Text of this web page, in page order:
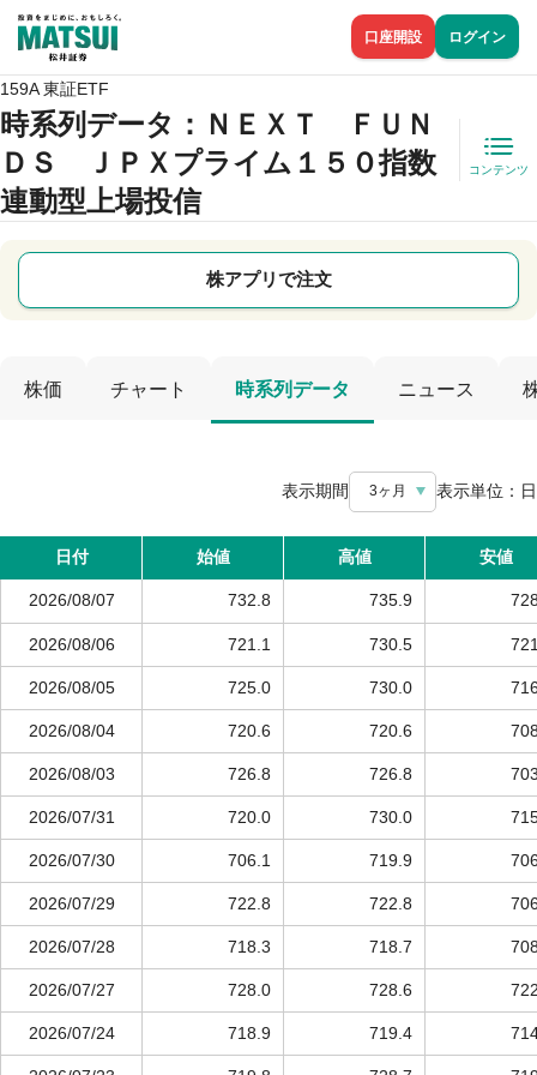
口座開設 ログイン
159A 東証ETF
時系列データ ：ＮＥＸＴ ＦＵＮ
ＤＳ ＪＰＸプライム１５０指数
連動型上場投信
コンテンツ
株アプリで注文
株価 チャート 時系列データ ニュース
表示期間 3ヶ月 表示単位： 日
日付 始値 高値 安値
2026/08/07 732.8 735.9
2026/08/06 721.1 730.5
2026/08/05 725.0 730.0
2026/08/04 720.6 720.6
2026/08/03 726.8 726.8
2026/07/31 720.0 730.0
2026/07/30 706.1 719.9
2026/07/29 722.8 722.8
2026/07/28 718.3 718.7
2026/07/27 728.0 728.6
2026/07/24 718.9 719.4